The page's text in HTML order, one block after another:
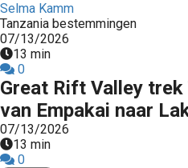
Selma Kamm
Tanzania bestemmingen
07/13/2026
13 min
0
Great Rift Valley
van Empakai naar
07/13/2026
13 min
0